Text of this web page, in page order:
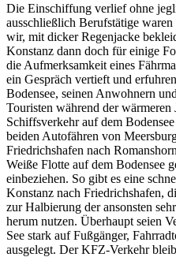
Die Einschiffung verlief ohne
ausschließlich Berufstätige
wir, mit dicker Regenjacke
Konstanz dann doch für einige
die Aufmerksamkeit eines
ein Gespräch vertieft und
Bodensee, seinen Anwohnern
Touristen während der
Schiffsverkehr auf dem
beiden Autofähren von
Friedrichshafen nach
Weiße Flotte auf dem Bodensee
einbeziehen. So gibt es eine
Konstanz nach Friedrichshafen,
zur Halbierung der ansonsten
herum nutzen. Überhaupt seien
See stark auf Fußgänger,
ausgelegt. Der KFZ-Verkehr